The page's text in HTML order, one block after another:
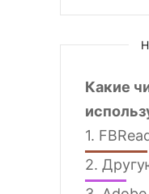
Какие
1.
2.